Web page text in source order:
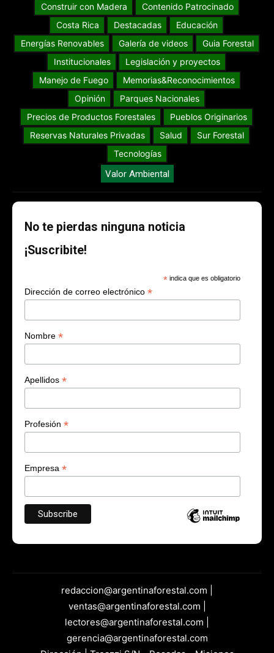
Construir con Madera
Contenido Patrocinado
Costa Rica
Destacadas
Educación
Energías Renovables
Galería de videos
Guia Forestal
Institucionales
Legislación y proyectos
Manejo de Fuego
Memorias&Reconocimientos
Opinión
Parques Nacionales
Precios de Productos Forestales
Pueblos Originarios
Reservas Naturales Privadas
Salud
Sur Forestal
Tecnologías
Valor Ambiental
No te pierdas ninguna noticia
¡Suscribite!
* indica que es obligatorio
Dirección de correo electrónico *
Nombre *
Apellidos *
Profesión *
Empresa *
redaccion@argentinaforestal.com |
ventas@argentinaforestal.com |
lectores@argentinaforestal.com |
gerencia@argentinaforestal.com